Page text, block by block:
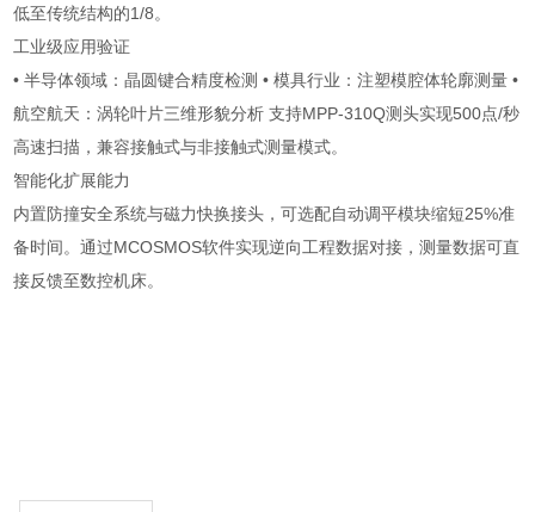
低至传统结构的1/8。
工业级应用验证
• 半导体领域：晶圆键合精度检测 • 模具行业：注塑模腔体轮廓测量 •
航空航天：涡轮叶片三维形貌分析 支持MPP-310Q测头实现500点/秒
高速扫描，兼容接触式与非接触式测量模式。
智能化扩展能力
内置防撞安全系统与磁力快换接头，可选配自动调平模块缩短25%准
备时间。通过MCOSMOS软件实现逆向工程数据对接，测量数据可直
接反馈至数控机床。